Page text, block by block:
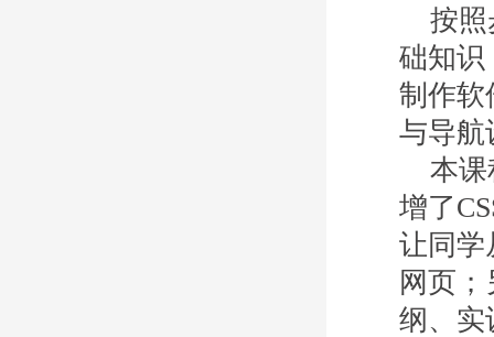
按照
础知识
制作软
与导航
本课
增了
让同学
网页
纲、实